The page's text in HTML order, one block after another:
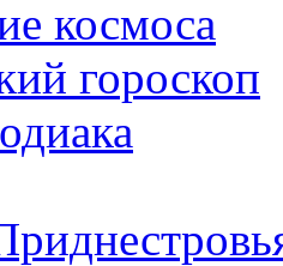
космоса
гороскоп